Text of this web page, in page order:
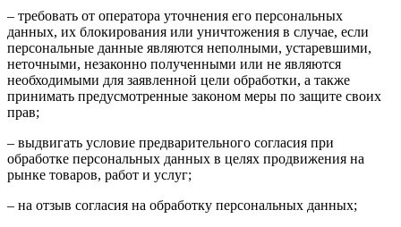
– требовать от оператора уточнения его персональных
данных, их блокирования или уничтожения в случае, если
персональные данные являются неполными, устаревшими,
неточными, незаконно полученными или не являются
необходимыми для заявленной цели обработки, а также
принимать предусмотренные законом меры по защите своих
прав;
– выдвигать условие предварительного согласия при
обработке персональных данных в целях продвижения на
рынке товаров, работ и услуг;
– на отзыв согласия на обработку персональных данных;